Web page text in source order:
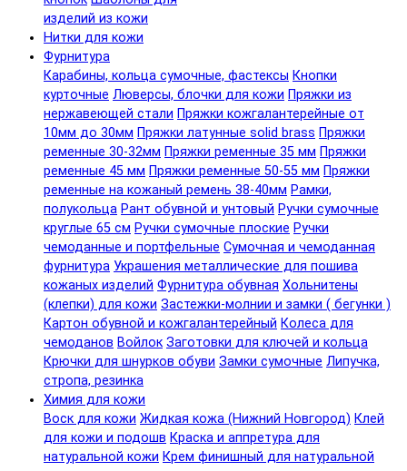
изделий из кожи
Нитки для кожи
Фурнитура
Карабины, кольца сумочные, фастексы Кнопки
курточные Люверсы, блочки для кожи Пряжки из
нержавеющей стали Пряжки кожгалантерейные от
10мм до 30мм Пряжки латунные solid brass Пряжки
ременные 30-32мм Пряжки ременные 35 мм Пряжки
ременные 45 мм Пряжки ременные 50-55 мм Пряжки
ременные на кожаный ремень 38-40мм Рамки,
полукольца Рант обувной и унтовый Ручки сумочные
круглые 65 см Ручки сумочные плоские Ручки
чемоданные и портфельные Сумочная и чемоданная
фурнитура Украшения металлические для пошива
кожаных изделий Фурнитура обувная Хольнитены
(клепки) для кожи Застежки-молнии и замки ( бегунки )
Картон обувной и кожгалантерейный Колеса для
чемоданов Войлок Заготовки для ключей и кольца
Крючки для шнурков обуви Замки сумочные Липучка,
стропа, резинка
Химия для кожи
Воск для кожи Жидкая кожа (Нижний Новгород) Клей
для кожи и подошв Краска и аппретура для
натуральной кожи Крем финишный для натуральной